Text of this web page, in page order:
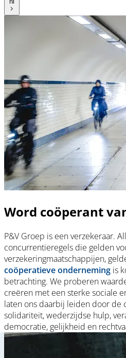
Word coöperant
P&V Groep is een verzekeraar.
concurrentieregels die gelden
verzekeringmaatschappijen,
coöperatieve onderneming is
betrachting. We proberen
creëren met een sterke sociale
laten ons daarbij leiden door de
solidariteit, wederzijdse hulp,
democratie, gelijkheid en